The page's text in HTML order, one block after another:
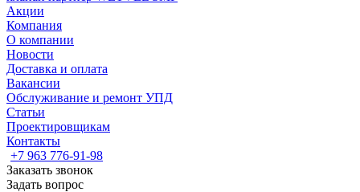
Акции
Компания
О компании
Новости
Доставка и оплата
Вакансии
Обслуживание и ремонт УПД
Статьи
Проектировщикам
Контакты
+7 963 776-91-98
Заказать звонок
Задать вопрос